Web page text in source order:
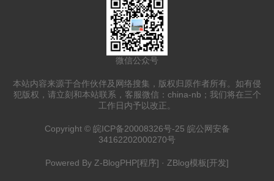
微信公众号
本站内容来源于合作伙伴及网络搜集，版权归原作者所有。如有侵
犯版权，请立刻和本站联系，客服微信：china-nb；我们将在三个
工作日内予以改正。
Copyright © 皖ICP备20008326号-25 皖公网安备
34162202000270号
Powered By Z-BlogPHP[程序] · ZBlog模板[开发]